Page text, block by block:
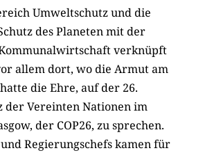
Umweltschutz und die
des Planeten mit der
verknüpft
allem dort, wo die Armut am
die Ehre, auf der 26.
der Vereinten Nationen im
der COP26, zu sprechen.
und Regierungschefs kamen für